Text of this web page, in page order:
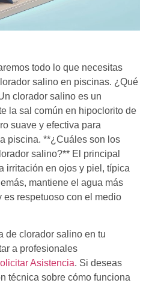
todo lo que necesitas
salino en piscinas. ¿Qué
clorador salino es un
la sal común en hipoclorito de
suave y efectiva para
piscina. **¿Cuáles son los
salino?** El principal
irritación en ojos y piel, típica
mantiene el agua más
es respetuoso con el medio
de clorador salino en tu
a profesionales
Asistencia. Si deseas
técnica sobre cómo funciona